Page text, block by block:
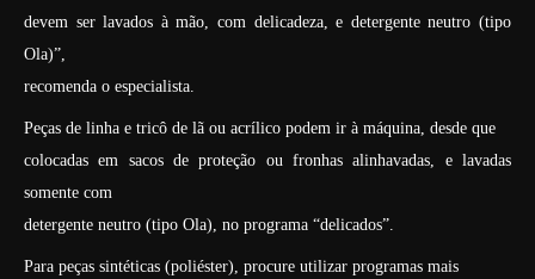
devem ser lavados à mão, com delicadeza, e detergente neutro (tipo
Ola)”,
recomenda o especialista.
Peças de linha e tricô de lã ou acrílico podem ir à máquina, desde que
colocadas em sacos de proteção ou fronhas alinhavadas, e lavadas
somente com
detergente neutro (tipo Ola), no programa “delicados”.
Para peças sintéticas (poliéster), procure utilizar programas mais